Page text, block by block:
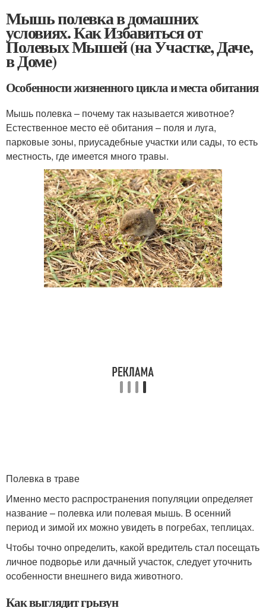
Мышь полевка в домашних
условиях. Как Избавиться от
Полевых Мышей (на Участке, Даче,
в Доме)
Особенности жизненного цикла и места обитания
Мышь полевка – почему так называется животное?
Естественное место её обитания – поля и луга,
парковые зоны, приусадебные участки или сады, то есть
местность, где имеется много травы.
Полевка в траве
Именно место распространения популяции определяет
название – полевка или полевая мышь. В осенний
период и зимой их можно увидеть в погребах, теплицах.
Чтобы точно определить, какой вредитель стал посещать
личное подворье или дачный участок, следует уточнить
особенности внешнего вида животного.
Как выглядит грызун